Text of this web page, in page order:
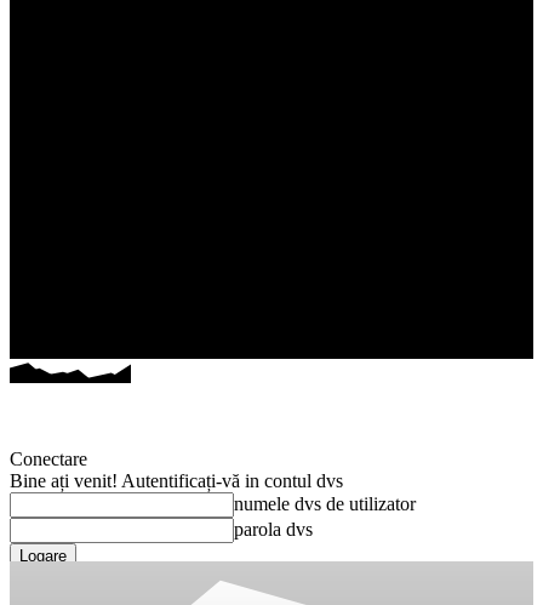
Conectare
Bine ați venit! Autentificați-vă in contul dvs
numele dvs de utilizator
parola dvs
Ați uitat parola? obține ajutor